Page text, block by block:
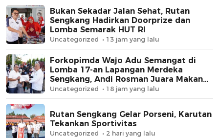
Bukan Sekadar Jalan Sehat, Rutan
Sengkang Hadirkan Doorprize dan
Lomba Semarak HUT RI
Uncategorized 13 jam yang lalu
Forkopimda Wajo Adu Semangat di
Lomba 17-an Lapangan Merdeka
Sengkang, Andi Rosman Juara Makan
Krupuk
Uncategorized 18 jam yang lalu
Rutan Sengkang Gelar Porseni, Karutan
Tekankan Sportivitas
Uncategorized 2 hari yang lalu